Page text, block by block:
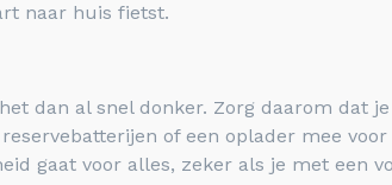
naar huis fietst.
dan al snel donker. Zorg daarom dat
of een oplader mee voor
gaat voor alles, zeker als je met een